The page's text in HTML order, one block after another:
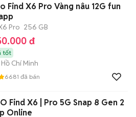
Find X6 Pro Vàng nâu 12G fun
Pro 256 GB
đ
tốt
Chí Minh
6681 đã bán
Find X6 | Pro 5G Snap 8 Gen 2
Online